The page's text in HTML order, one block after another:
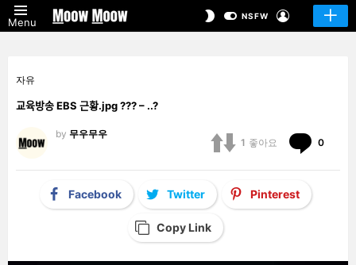
Menu
SWITCHNSFW
자유
교육방송 EBS 근황.jpg ??? – ..?
by 무우무우
1 좋아요 0
Facebook Twitter Pinterest
Copy Link